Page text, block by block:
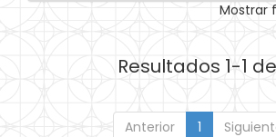
Mostrar
Resultados 1-1 de
Anterior 1